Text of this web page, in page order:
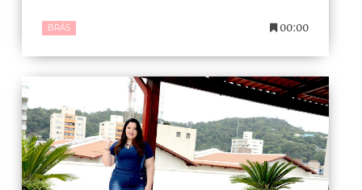
BRÁS 00:00